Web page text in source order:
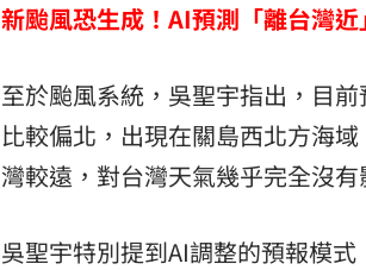
新颱風恐生成！AI預測「離台灣近
至於颱風系統，吳聖宇指出，目
比較偏北，出現在關島西北方海
灣較遠，對台灣天氣幾乎完全沒有
吳聖宇特別提到AI調整的預報模